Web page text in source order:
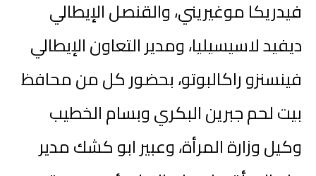
فيدريكا موغيريني، والقنصل الإيطالي
ديفيد لاسيسيليا، ومدير التعاون الإيطالي
فينسنزو راكالبوتو، بحضور كل من محافظ
بيت لحم جبرين البكري وبسام الخطيب
وكيل وزارة المرأة، وعبير ابو كشك مدير